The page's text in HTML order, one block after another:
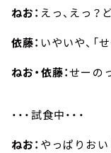
ねお： えっ、えっ？
依藤： いやいや、「
ねお・依藤：せーの
・・・試食中・・・
ねお： やっぱりおい